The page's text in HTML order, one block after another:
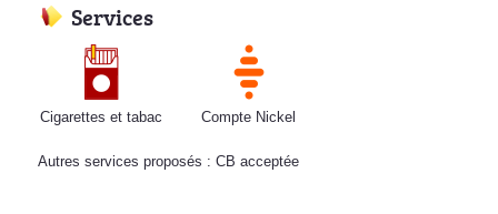
Services
Cigarettes et tabac Compte Nickel
Autres services proposés : CB acceptée